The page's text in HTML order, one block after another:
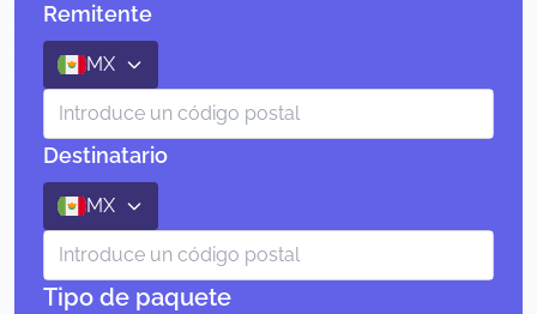
Remitente
MX
Destinatario
MX
Tipo de paquete